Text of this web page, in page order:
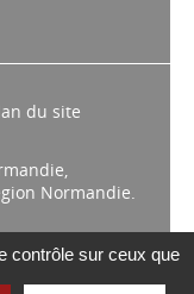
du site
Normandie.
contrôle sur ceux que